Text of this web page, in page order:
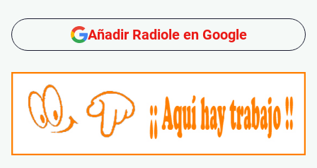
Añadir Radiole en Google